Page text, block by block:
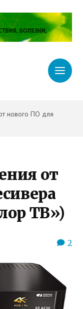
нового ПО для
от
ТВ»)
2